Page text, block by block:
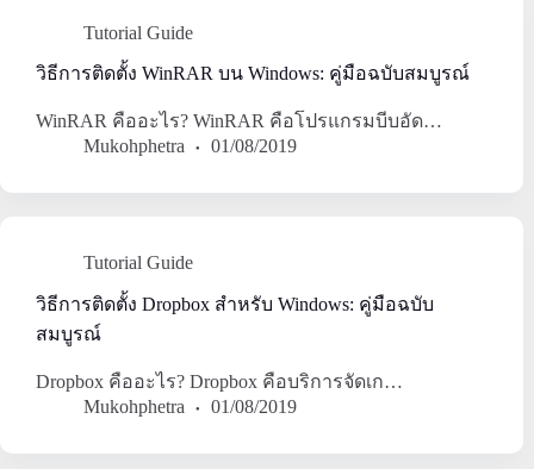
Tutorial Guide
วิธีการติดตั้ง WinRAR บน Windows: คู่มือฉบับสมบูรณ์
WinRAR คืออะไร? WinRAR คือโปรแกรมบีบอัด…
Mukohphetra
01/08/2019
Tutorial Guide
วิธีการติดตั้ง Dropbox สำหรับ Windows: คู่มือฉบับ
สมบูรณ์
Dropbox คืออะไร? Dropbox คือบริการจัดเก…
Mukohphetra
01/08/2019